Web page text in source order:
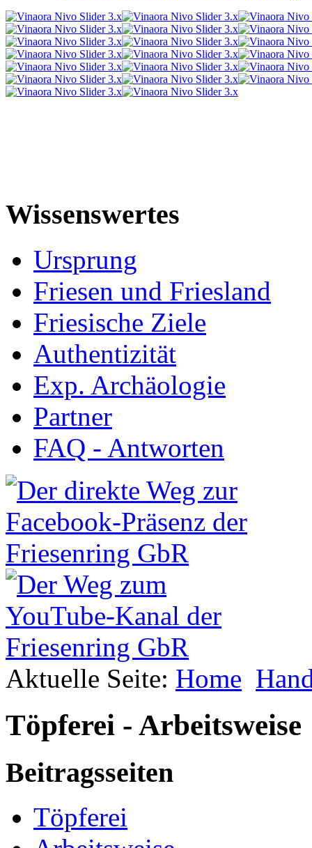
Wissenswertes
Ursprung
Friesen und Friesland
Friesische Ziele
Authentizität
Exp. Archäologie
Partner
FAQ - Antworten
Aktuelle Seite: Home
Töpferei - Arbeitsweise
Beitragsseiten
Töpferei